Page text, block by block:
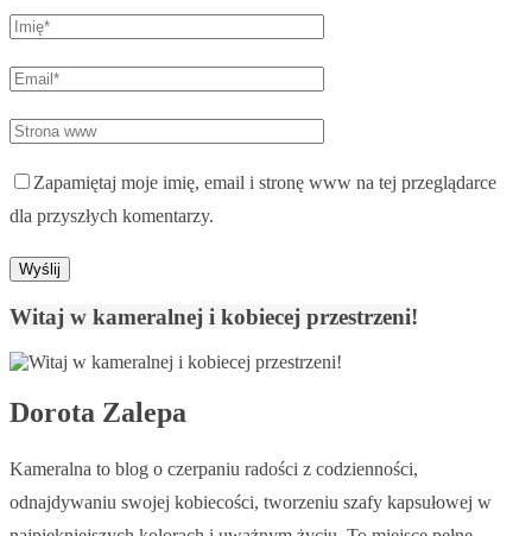
Zapamiętaj moje imię, email i stronę www na tej przeglądarce
dla przyszłych komentarzy.
Witaj w kameralnej i kobiecej przestrzeni!
Dorota Zalepa
Kameralna to blog o czerpaniu radości z codzienności,
odnajdywaniu swojej kobiecości, tworzeniu szafy kapsułowej w